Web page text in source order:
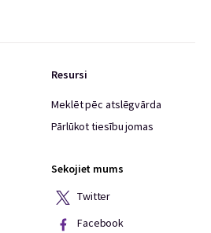
Resursi
Meklēt pēc atslēgvārda
Pārlūkot tiesību jomas
Sekojiet mums
Twitter
Facebook